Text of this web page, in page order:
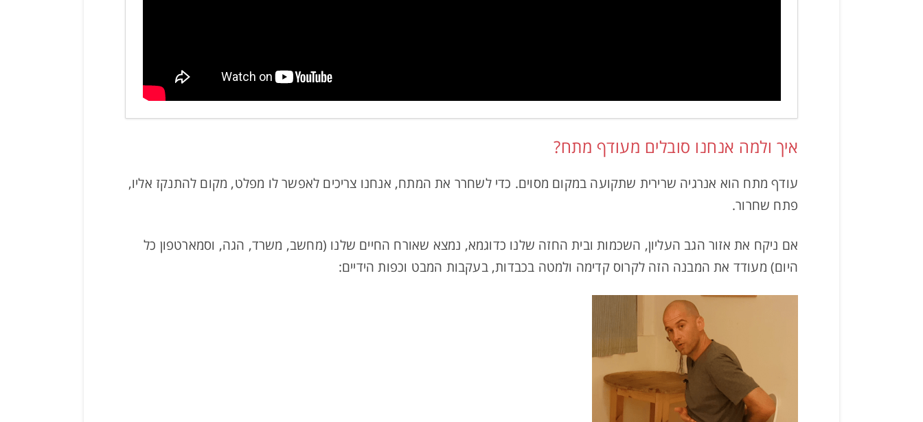
איך ולמה אנחנו סובלים מעודף מתח?
עודף מתח הוא אנרגיה שרירית שתקועה במקום מסוים. כדי לשחרר את המתח, אנחנו צריכים לאפשר לו מפלט, מקום להתנקז אליו,
פתח שחרור.
אם ניקח את אזור הגב העליון, השכמות ובית החזה שלנו כדוגמא, נמצא שאורח החיים שלנו (מחשב, משרד, הגה, וסמארטפון כל
היום) מעודד את המבנה הזה לקרוס קדימה ולמטה בכבדות, בעקבות המבט וכפות הידיים: